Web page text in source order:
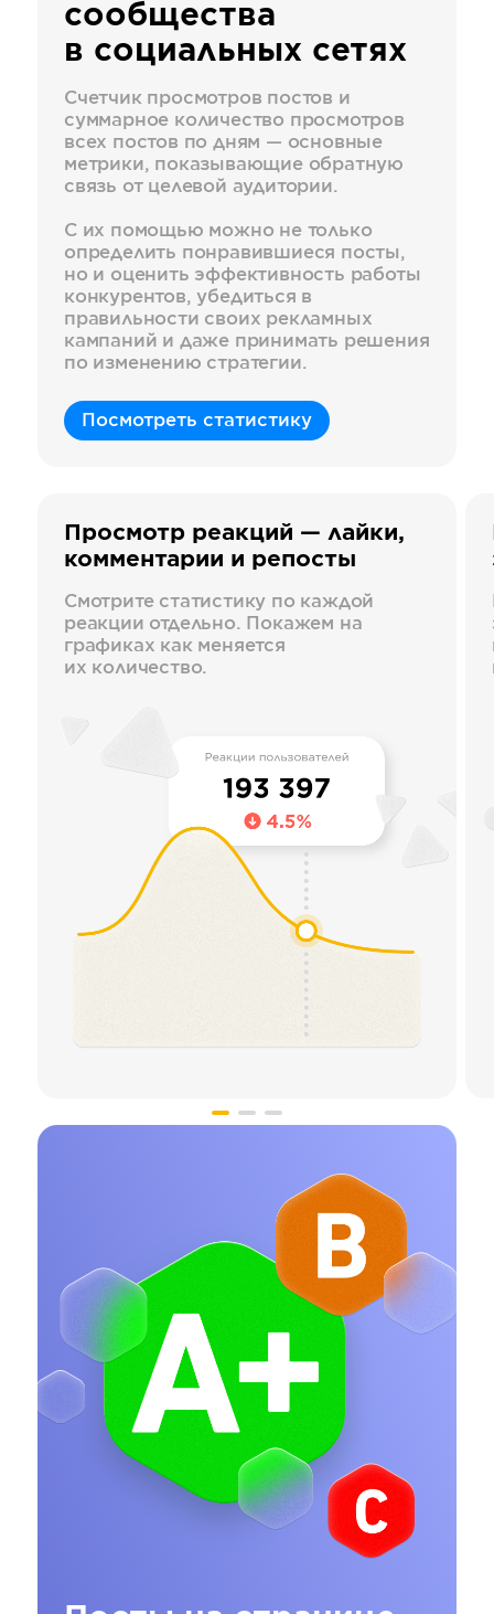
сообщества
в социальных сетях
Счетчик просмотров постов и
суммарное количество просмотров
всех постов по дням — основные
метрики, показывающие обратную
связь от целевой аудитории.
С их помощью можно не только
определить понравившиеся посты,
но и оценить эффективность работы
конкурентов, убедиться в
правильности своих рекламных
кампаний и даже принимать решения
по изменению стратегии.
Посмотреть статистику
Просмотр реакций — лайки,
комментарии и репосты
Смотрите статистику по каждой
реакции отдельно. Покажем на
графиках как меняется
их количество.